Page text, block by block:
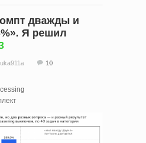
дважды и
Я решил
10